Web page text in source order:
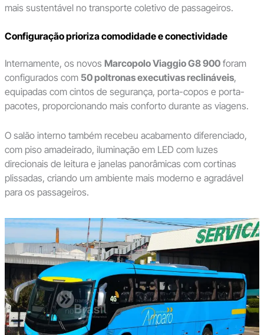
mais sustentável no transporte coletivo de passageiros.
Configuração prioriza comodidade e conectividade
Internamente, os novos Marcopolo Viaggio G8 900foram
configurados com 50 poltronas executivas reclináveis,
equipadas com cintos de segurança, porta-copos e porta-
pacotes, proporcionando mais conforto durante as viagens.
O salão interno também recebeu acabamento diferenciado,
com piso amadeirado, iluminação em LED com luzes
direcionais de leitura e janelas panorâmicas com cortinas
plissadas, criando um ambiente mais moderno e agradável
para os passageiros.